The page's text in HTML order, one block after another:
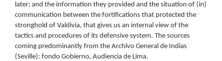
later; and the information they provided and the situation of (in)
communication between the fortifications that protected the
stronghold of Valdivia, that gives us an internal view of the
tactics and procedures of its defensive system. The sources
coming predominantly from the Archivo General de Indias
(Seville): fondo Gobierno, Audiencia de Lima.